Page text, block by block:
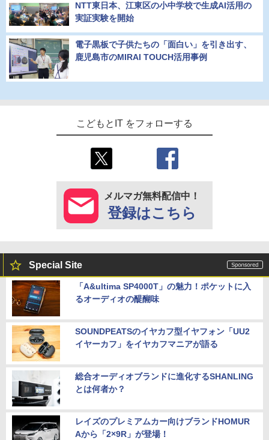
NTT東日本、江東区の小中学校で生成AI活用の
実証実験を開始
電子黒板で子供たちの「面白い」を引き出す、
鹿児島市のMIRAI TOUCH活用事例
こどもとIT をフォローする
メルマガ無料配信中！
登録はこちら
Special Site
「A&ultima SP4000T」の魅力！ポケットに入
るオーディオの醍醐味
SOUNDPEATSのイヤカフ型イヤフォン「UU2
イヤーカフ」をイヤカフマニアが語る
総合オーディオブランドに進化するSHANLING
とは何者か？
レイズのプレミアムカー向けブランドHOMUR
Aから「2×9R」が登場！